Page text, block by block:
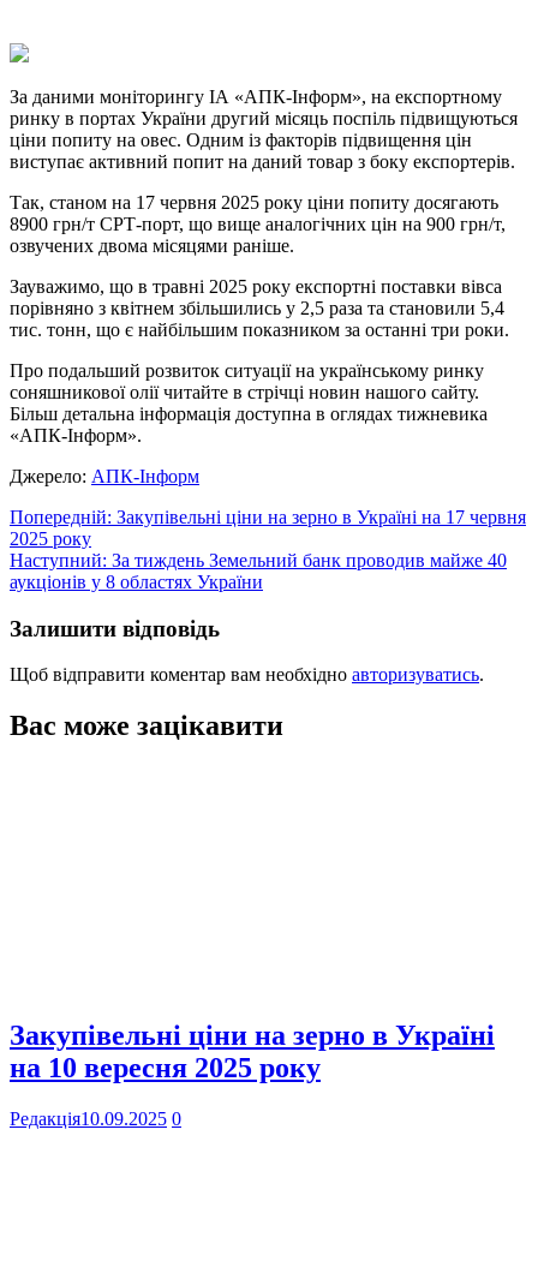
Link
Print
За даними моніторингу ІА «АПК-Інформ», на експортному
ринку в портах України другий місяць поспіль підвищуються
ціни попиту на овес. Одним із факторів підвищення цін
виступає активний попит на даний товар з боку експортерів.
Так, станом на 17 червня 2025 року ціни попиту досягають
8900 грн/т СРТ-порт, що вище аналогічних цін на 900 грн/т,
озвучених двома місяцями раніше.
Зауважимо, що в травні 2025 року експортні поставки вівса
порівняно з квітнем збільшились у 2,5 раза та становили 5,4
тис. тонн, що є найбільшим показником за останні три роки.
Про подальший розвиток ситуації на українському ринку
соняшникової олії читайте в стрічці новин нашого сайту.
Більш детальна інформація доступна в оглядах тижневика
«АПК-Інформ».
Джерело: АПК-Інформ
Навігація
записів
Попередній: Закупівельні ціни на зерно в Україні на 17 червня
2025 року
Наступний: За тиждень Земельний банк проводив майже 40
аукціонів у 8 областях України
Залишити відповідь
Щоб відправити коментар вам необхідно авторизуватись.
Вас може зацікавити
Закупівельні ціни на зерно в Україні
на 10 вересня 2025 року
Редакція10.09.2025 0